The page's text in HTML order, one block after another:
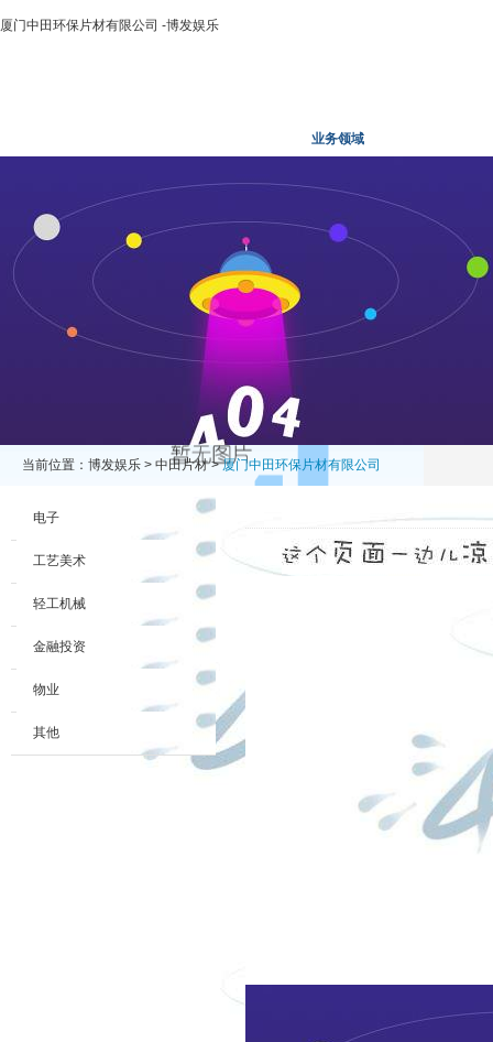
厦门中田环保片材有限公司 -博发娱乐
业务领域
当前位置： 博发娱乐 > 中田片材>厦门中田环保片材有限公司
电子
工艺美术
轻工机械
金融投资
物业
其他